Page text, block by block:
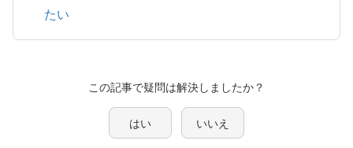
たい
この記事で疑問は解決しましたか？
はい いいえ